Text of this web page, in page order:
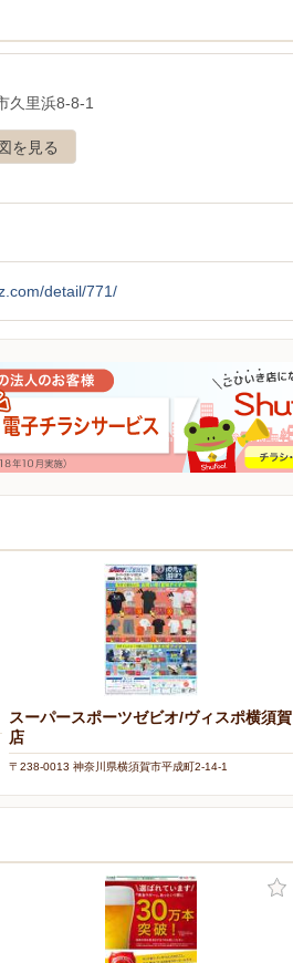
久里浜8-8-1
を見る
detail/771/
スーパースポーツゼビオ/ヴィスポ横須賀
店
〒238-0013 神奈川県横須賀市平成町2-14-1